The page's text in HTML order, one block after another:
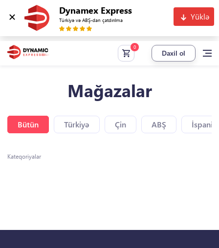
Dynamex Express
Türkiyə və ABŞ-dan çatdırılma Yüklə
Daxil ol
Mağazalar
Bütün Türkiyə Çin ABŞ
Kateqoriyalar